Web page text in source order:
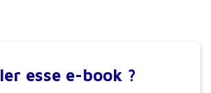
ler esse e-book ?